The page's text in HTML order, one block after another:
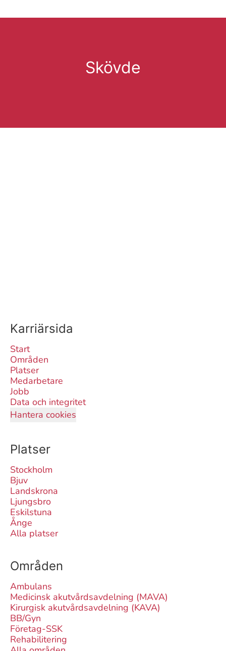
Skövde
Karriärsida
Start
Områden
Platser
Medarbetare
Jobb
Data och integritet
Hantera cookies
Platser
Stockholm
Bjuv
Landskrona
Ljungsbro
Eskilstuna
Ånge
Alla platser
Områden
Ambulans
Medicinsk akutvårdsavdelning (MAVA)
Kirurgisk akutvårdsavdelning (KAVA)
BB/Gyn
Företag-SSK
Rehabilitering